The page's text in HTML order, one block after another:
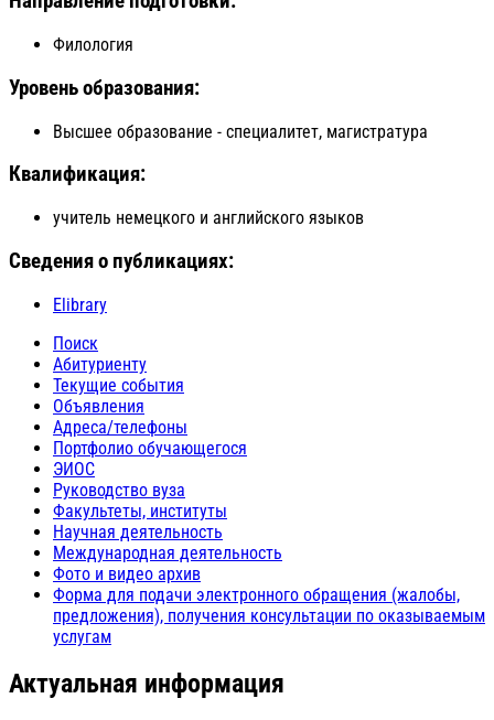
Филология
Уровень образования:
Высшее образование - специалитет, магистратура
Квалификация:
учитель немецкого и английского языков
Сведения о публикациях:
Elibrary
Поиск
Абитуриенту
Текущие события
Объявления
Адреса/телефоны
Портфолио обучающегося
ЭИОС
Руководство вуза
Факультеты, институты
Научная деятельность
Международная деятельность
Фото и видео архив
Форма для подачи электронного обращения (жалобы,
предложения), получения консультации по оказываемым
услугам
Актуальная информация